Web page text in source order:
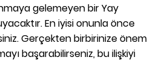
gelemeyen bir Yay
En iyisi onunla önce
Gerçekten birbirinize önem
başarabilirseniz, bu ilişkiyi